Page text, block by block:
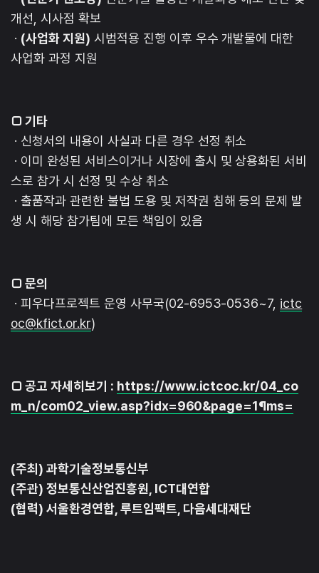
개선, 시사점 확보
· (사업화 지원) 시범적용 진행 이후 우수 개발물에 대한
사업화 과정 지원
□ 기타
· 신청서의 내용이 사실과 다른 경우 선정 취소
· 이미 완성된 서비스이거나 시장에 출시 및 상용화된 서비
스로 참가 시 선정 및 수상 취소
· 출품작과 관련한 불법 도용 및 저작권 침해 등의 문제 발
생 시 해당 참가팀에 모든 책임이 있음
□ 문의
· 피우다프로젝트 운영 사무국(02-6953-0536~7, ictc
oc@kfict.or.kr)
□ 공고 자세히보기 : https://www.ictcoc.kr/04_co
m_n/com02_view.asp?idx=960&page=1¶ms=
(주최) 과학기술정보통신부
(주관) 정보통신산업진흥원, ICT대연합
(협력) 서울환경연합, 루트임팩트, 다음세대재단